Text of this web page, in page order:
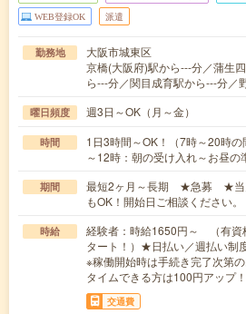
WEB登録OK 派遣
勤務地
大阪市城東区
京橋(大阪府)駅から---分／蒲生
ら---分／関目成育駅から---分／
曜日頻度 週3日～OK（月～金）
時間
1日3時間～OK！（7時～20時
～12時：朝の受け入れ～お昼
期間
最短2ヶ月～長期 ★急募 ★当
もOK！開始日ご相談ください。
時給
経験者：時給1650円～ （有資
タート！）★日払い／週払い制
※稼働開始時は手続き完了次第
タイムできる方は100円アップ！
交通費